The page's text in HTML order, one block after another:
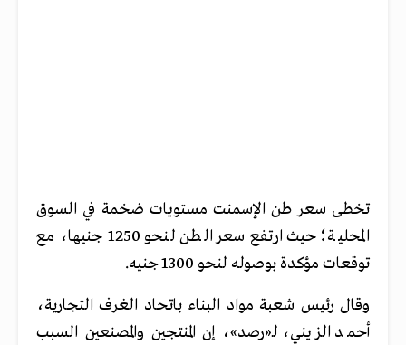
تخطى سعر طن الإسمنت مستويات ضخمة في السوق
المحلية؛ حيث ارتفع سعر الطن لنحو 1250 جنيها، مع
توقعات مؤكدة بوصوله لنحو 1300 جنيه.
وقال رئيس شعبة مواد البناء باتحاد الغرف التجارية،
أحمد الزيني، لـ«رصد»، إن المنتجين والمصنعين السبب